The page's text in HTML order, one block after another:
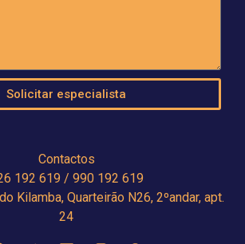
Solicitar especialista
Contactos
192 619 / 990 192 619
Kilamba, Quarteirão N26, 2ºandar, apt.
24